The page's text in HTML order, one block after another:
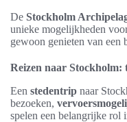
De Stockholm
unieke mogelijkheden
gewoon genieten van een
Reizen naar Stockholm:
Een stedentrip naar
bezoeken,
spelen een belangrijke rol